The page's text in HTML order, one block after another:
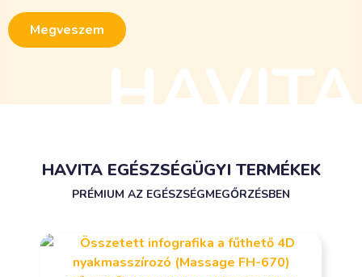
Megveszem
HAVITA EGÉSZSÉGÜGYI TERMÉKEK
PRÉMIUM AZ EGÉSZSÉGMEGŐRZÉSBEN